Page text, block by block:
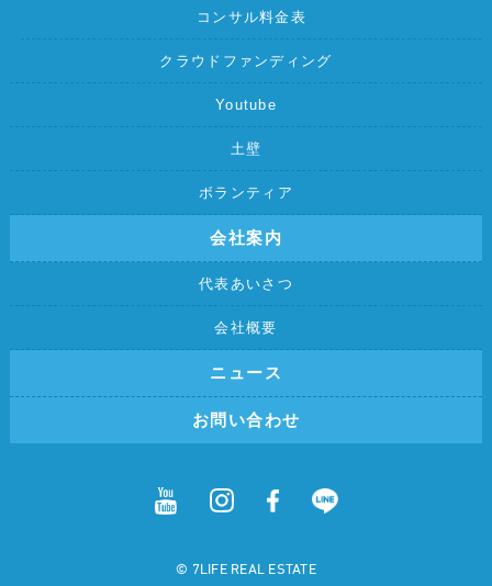
コンサル料金表
クラウドファンディング
Youtube
土壁
ボランティア
会社案内
代表あいさつ
会社概要
ニュース
お問い合わせ
©︎ 7LIFE REAL ESTATE